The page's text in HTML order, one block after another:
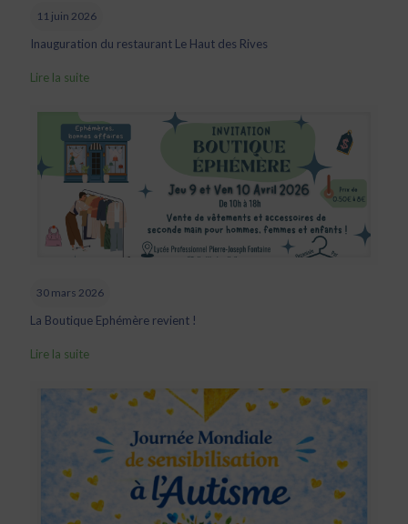
11 juin 2026
Inauguration du restaurant Le Haut des Rives
Lire la suite
30 mars 2026
La Boutique Ephémère revient !
Lire la suite